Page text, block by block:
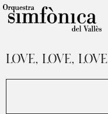
LOVE, LOVE, LOVE